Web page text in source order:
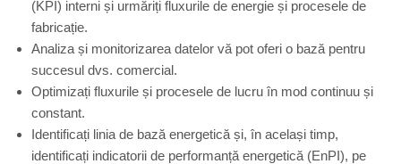
(KPI) interni și urmăriți fluxurile de energie și procesele de
fabricație.
Analiza și monitorizarea datelor vă pot oferi o bază pentru
succesul dvs. comercial.
Optimizați fluxurile și procesele de lucru în mod continuu și
constant.
Identificați linia de bază energetică și, în același timp,
identificați indicatorii de performanță energetică (EnPI), pe